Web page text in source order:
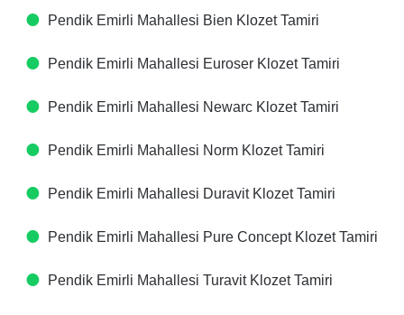
Pendik Emirli Mahallesi Bien Klozet Tamiri
Pendik Emirli Mahallesi Euroser Klozet Tamiri
Pendik Emirli Mahallesi Newarc Klozet Tamiri
Pendik Emirli Mahallesi Norm Klozet Tamiri
Pendik Emirli Mahallesi Duravit Klozet Tamiri
Pendik Emirli Mahallesi Pure Concept Klozet Tamiri
Pendik Emirli Mahallesi Turavit Klozet Tamiri